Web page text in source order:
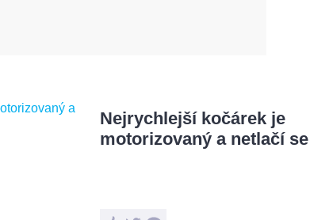
Nejrychlejší kočárek je
motorizovaný a netlačí se